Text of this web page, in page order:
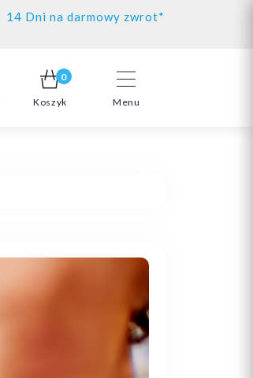
14 Dni na darmowy zwrot*
Menu
0
Koszyk